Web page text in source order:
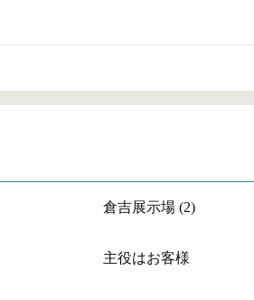
倉吉展示場 (2)
主役はお客様